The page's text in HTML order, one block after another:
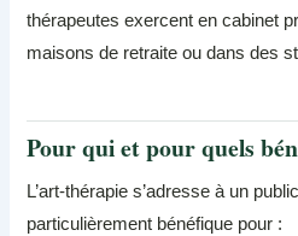
thérapeutes exercent en cabinet
maisons de retraite ou dans des
Pour qui et pour quels
L’art-thérapie s’adresse à un
particulièrement bénéfique pour :